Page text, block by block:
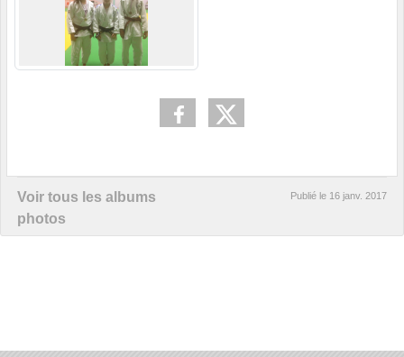
Voir tous les albums
photos
Publié le 16 janv. 2017